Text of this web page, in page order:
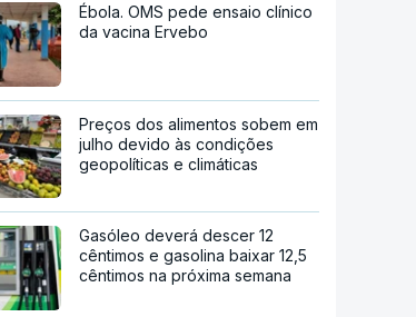
Ébola. OMS pede ensaio clínico
da vacina Ervebo
Preços dos alimentos sobem em
julho devido às condições
geopolíticas e climáticas
Gasóleo deverá descer 12
cêntimos e gasolina baixar 12,5
cêntimos na próxima semana